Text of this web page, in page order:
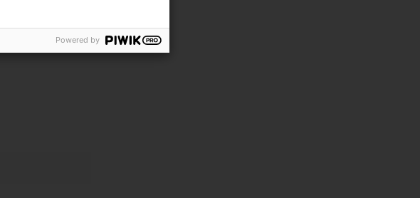
Powered by